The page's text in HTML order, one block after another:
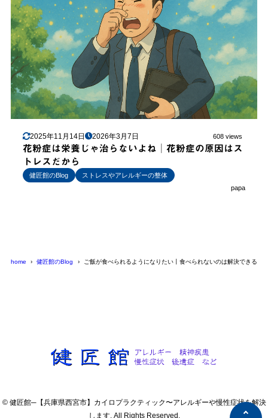
2025年11月14日 2026年3月7日 608 views
花粉症は栄養じゃ治らないよね│花粉症の原因はス
トレスだから
健匠館のBlog
ストレスやアレルギーの整体
papa
home 健匠館のBlog ご飯が食べられるようになりたい丨食べられないのは解決できるの
© 健匠館─【兵庫県西宮市】カイロプラクティック〜アレルギーや慢性症状を解決
します. All Rights Reserved.